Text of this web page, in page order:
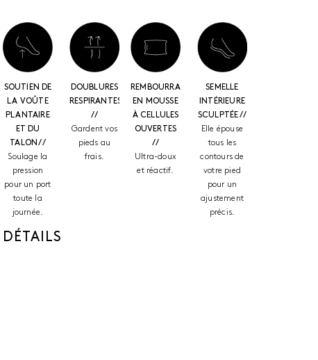
SOUTIEN DE
LA VOÛTE
PLANTAIRE
ET DU
TALON //
Soulage la
pression
pour un port
toute la
journée.
DOUBLURES
RESPIRANTES
//
Gardent vos
pieds au
frais.
REMBOURRAGE
EN MOUSSE
À CELLULES
OUVERTES
//
Ultra-doux
et réactif.
SEMELLE
INTÉRIEURE
SCULPTÉE //
Elle épouse
tous les
contours de
votre pied
pour un
ajustement
précis.
DÉTAILS